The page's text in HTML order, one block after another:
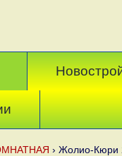
› Жолио-Кюри